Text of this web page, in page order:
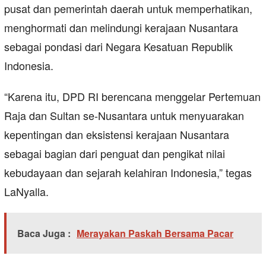
pusat dan pemerintah daerah untuk memperhatikan,
menghormati dan melindungi kerajaan Nusantara
sebagai pondasi dari Negara Kesatuan Republik
Indonesia.
“Karena itu, DPD RI berencana menggelar Pertemuan
Raja dan Sultan se-Nusantara untuk menyuarakan
kepentingan dan eksistensi kerajaan Nusantara
sebagai bagian dari penguat dan pengikat nilai
kebudayaan dan sejarah kelahiran Indonesia,” tegas
LaNyalla.
Baca Juga : Merayakan Paskah Bersama Pacar